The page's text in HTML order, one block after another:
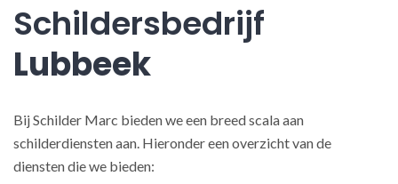
Schildersbedrijf
Lubbeek
Bij Schilder Marc bieden we een breed scala aan
schilderdiensten aan. Hieronder een overzicht van de
diensten die we bieden: